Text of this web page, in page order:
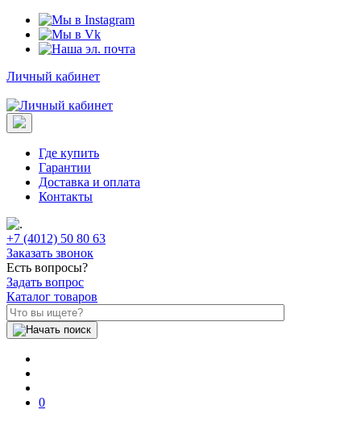
Личный кабинет
Где купить
Гарантии
Доставка и оплата
Контакты
+7 (4012) 50 80 63
Заказать звонок
Есть вопросы?
Задать вопрос
Каталог товаров
0